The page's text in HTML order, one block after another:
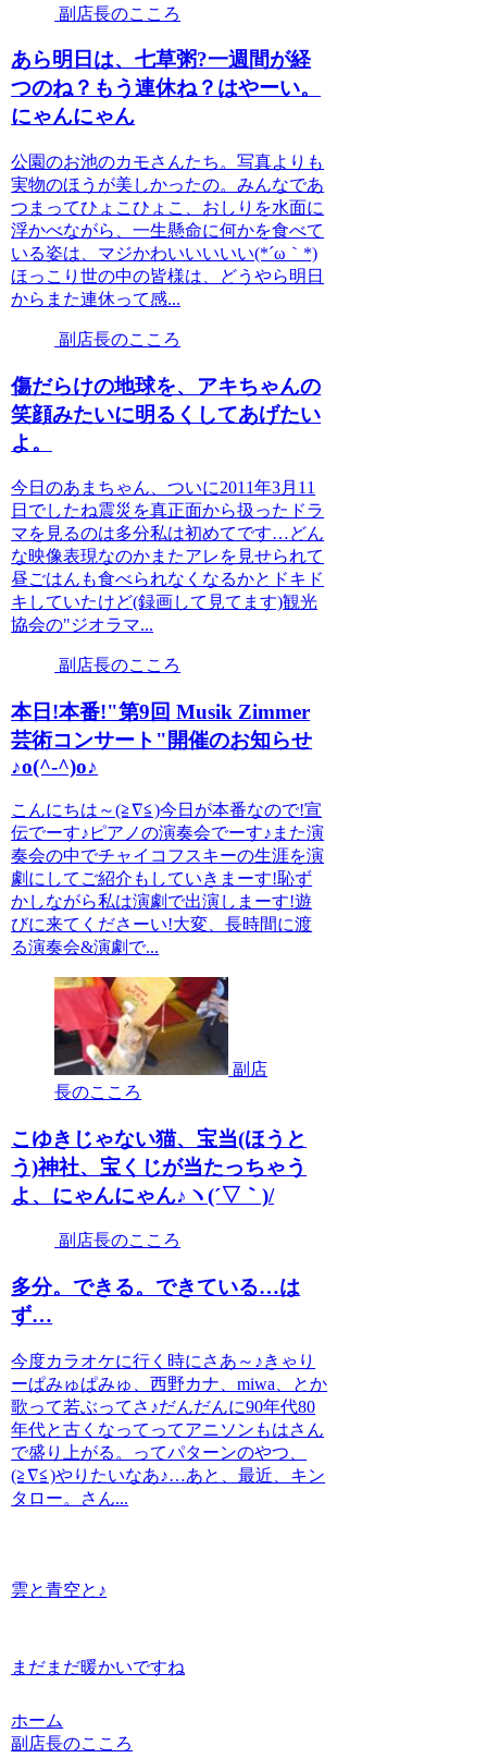
副店長のこころ
あら明日は、七草粥?一週間が経
つのね？もう連休ね？はやーい。
にゃんにゃん
公園のお池のカモさんたち。写真よりも
実物のほうが美しかったの。みんなであ
つまってひょこひょこ、おしりを水面に
浮かべながら、一生懸命に何かを食べて
いる姿は、マジかわいいいいい(*´ω｀*)
ほっこり世の中の皆様は、どうやら明日
からまた連休って感...
副店長のこころ
傷だらけの地球を、アキちゃんの
笑顔みたいに明るくしてあげたい
よ。
今日のあまちゃん、ついに2011年3月11
日でしたね震災を真正面から扱ったドラ
マを見るのは多分私は初めてです…どん
な映像表現なのかまたアレを見せられて
昼ごはんも食べられなくなるかとドキド
キしていたけど(録画して見てます)観光
協会の"ジオラマ...
副店長のこころ
本日!本番!"第9回 Musik Zimmer
芸術コンサート"開催のお知らせ
♪o(^-^)o♪
こんにちは～(≧∇≦)今日が本番なので!宣
伝でーす♪ピアノの演奏会でーす♪また演
奏会の中でチャイコフスキーの生涯を演
劇にしてご紹介もしていきまーす!恥ず
かしながら私は演劇で出演しまーす!遊
びに来てくださーい!大変、長時間に渡
る演奏会&演劇で...
副店
長のこころ
こゆきじゃない猫、宝当(ほうと
う)神社、宝くじが当たっちゃう
よ、にゃんにゃん♪ヽ(´▽｀)/
副店長のこころ
多分。できる。できている…は
ず…
今度カラオケに行く時にさあ～♪きゃり
ーぱみゅぱみゅ、西野カナ、miwa、とか
歌って若ぶってさ♪だんだんに90年代80
年代と古くなってってアニソンもはさん
で盛り上がる。ってパターンのやつ、
(≧∇≦)やりたいなあ♪…あと、最近、キン
タロー。さん...
雲と青空と♪
まだまだ暖かいですね
ホーム
副店長のこころ